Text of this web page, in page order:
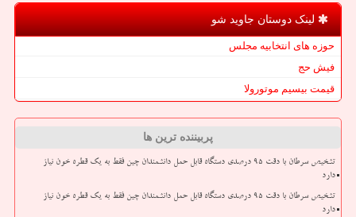
لینک دوستان جاوید شو
حوزه های انتخابیه مجلس
فیش حج
قیمت بیسیم موتورولا
پربیننده ترین ها
تشخیص سرطان با دقت ۹۵ درصدی دستگاه قابل حمل دانشمندان چین فقط به یک قطره خون نیاز
دارد
تشخیص سرطان با دقت ۹۵ درصدی دستگاه قابل حمل دانشمندان چین فقط به یک قطره خون نیاز
دارد